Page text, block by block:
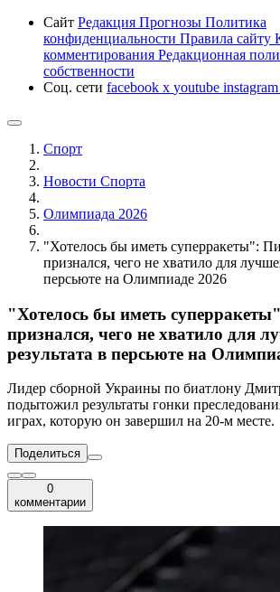
Сайт Редакция Прогнозы Политика
конфиденциальности Правила сайту
комментирования Редакционная
собственности
Соц. сети facebook x youtube instagram
Спорт
Новости Cпорта
Олимпиада 2026
"Хотелось бы иметь суперракеты":
признался, чего не хватило для
персьюте на Олимпиаде 2026
"Хотелось бы иметь
признался, чего не хватило для
результата в персьюте на
Лидер сборной Украины по биатлону
подытожил результаты гонки
играх, которую он завершил на 20-м месте.
Поделиться
0
комментарии